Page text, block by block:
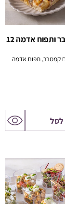
פוקצ'ה קממבר ותפוח אדמה 12
קממבר, תפוח אדמה
שילוב של טעם, ארומה
לסל לדף
המוצר